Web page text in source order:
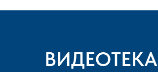
ВИДЕОТЕКА